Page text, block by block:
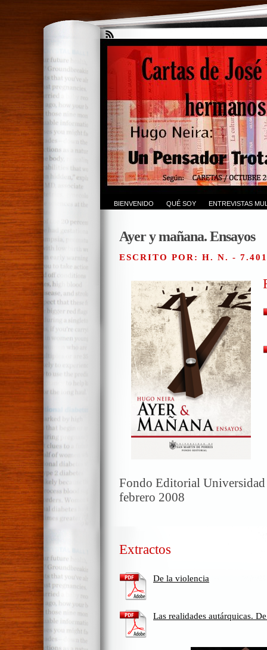
BIENVENIDO QUÉ SOY ENTREVISTAS
Ayer y mañana. Ensayos
ESCRITO POR: H. N. -
Fondo Editorial
febrero 2008
Extractos
De la violencia
Las realidades autárquicas.